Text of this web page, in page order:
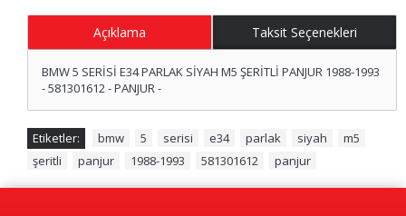
Açıklama Taksit Seçenekleri
BMW 5 SERİSİ E34 PARLAK SİYAH M5 ŞERİTLİ PANJUR 1988-1993
- 581301612 - PANJUR -
Etiketler: bmw 5 serisi e34 parlak siyah m5
şeritli
panjur 1988-1993 581301612 panjur